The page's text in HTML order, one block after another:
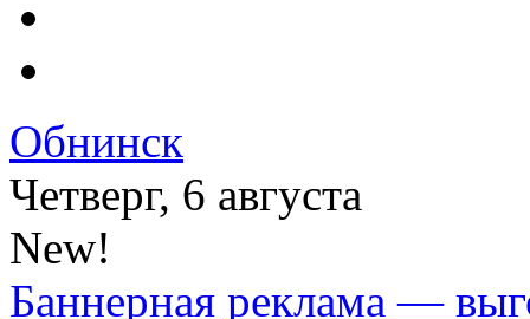
Обнинск
Четверг, 6 августа
New!
Баннерная реклама —